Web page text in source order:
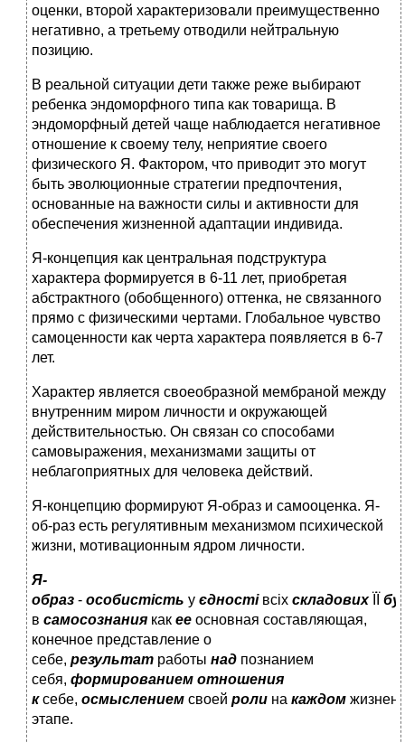
оценки, второй характеризовали преимущественно
негативно, а третьему отводили нейтральную
позицию.
В реальной ситуации дети также реже выбирают
ребенка эндоморфного типа как товарища. В
эндоморфный детей чаще наблюдается негативное
отношение к своему телу, неприятие своего
физического Я. Фактором, что приводит это могут
быть эволюционные стратегии предпочтения,
основанные на важности силы и активности для
обеспечения жизненной адаптации индивида.
Я-концепция как центральная подструктура
характера формируется в 6-11 лет, приобретая
абстрактного (обобщенного) оттенка, не связанного
прямо с физическими чертами. Глобальное чувство
самоценности как черта характера появляется в 6-7
лет.
Характер является своеобразной мембраной между
внутренним миром личности и окружающей
действительностью. Он связан со способами
самовыражения, механизмами защиты от
неблагоприятных для человека действий.
Я-концепцию формируют Я-образ и самооценка. Я-
об-раз есть регулятивным механизмом психической
жизни, мотивационным ядром личности.
Я-
образ - особистість у єдностівсіх складовихЇЇ
в самосознания как ее основная составляющая,
конечное представление о
себе, результат работы над познанием
себя, формированием отношения
ксебе, осмыслением своей роли на каждом
этапе.